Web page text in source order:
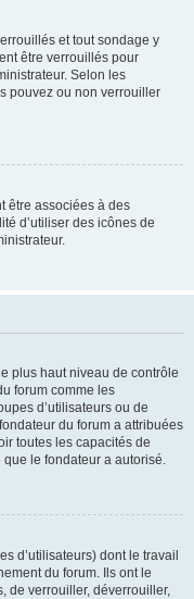
et tout sondage y
être verrouillés pour
Selon les
pouvez ou non verrouiller
être associées à des
d’utiliser des icônes de
plus haut niveau de contrôle
forum comme les
d’utilisateurs ou de
du forum a attribuées
toutes les capacités de
que le fondateur a autorisé.
d’utilisateurs) dont le travail
du forum. Ils ont le
de verrouiller, déverrouiller,